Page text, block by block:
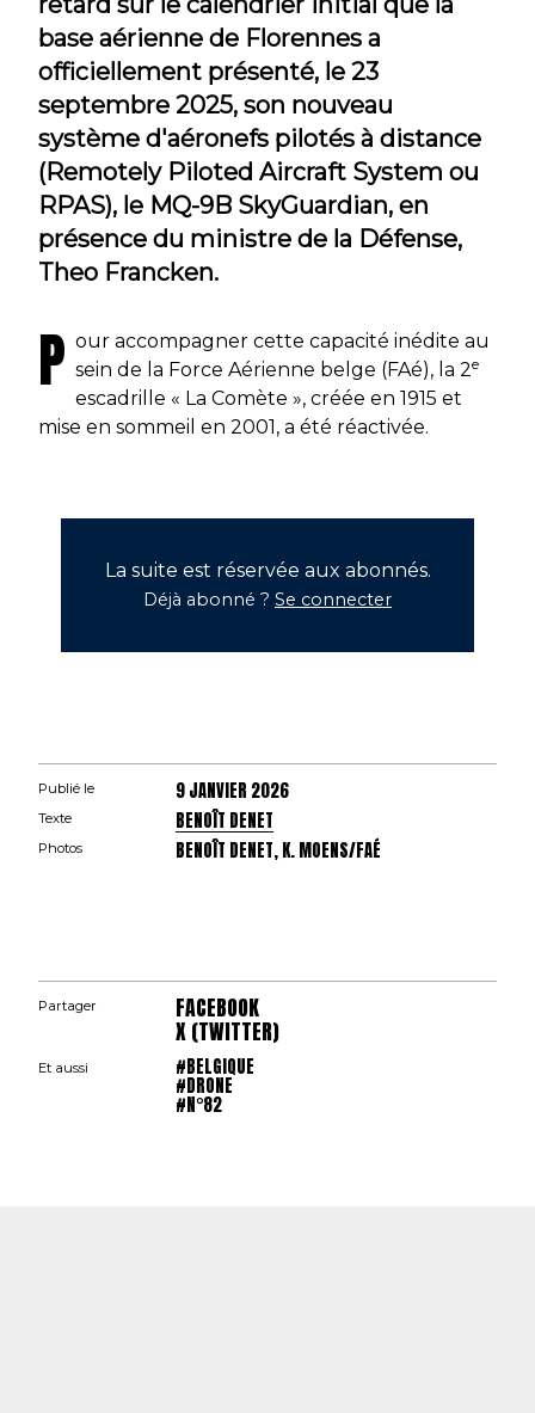
base aérienne de Florennes a
officiellement présenté, le 23
septembre 2025, son nouveau
système d'aéronefs pilotés à distance
(Remotely Piloted Aircraft System ou
RPAS), le MQ-9B SkyGuardian, en
présence du ministre de la Défense,
Theo Francken.
P our accompagner cette capacité inédite au
sein de la Force Aérienne belge (FAé), la 2e
escadrille « La Comète », créée en 1915 et
mise en sommeil en 2001, a été réactivée.
La suite est réservée aux abonnés.
Déjà abonné ? Se connecter
Publié le 9 JANVIER 2026
Texte BENOÎT DENET
Photos BENOÎT DENET, K. MOENS/FAÉ
Partager FACEBOOK
X (TWITTER)
Et aussi #BELGIQUE
#DRONE
#N°82